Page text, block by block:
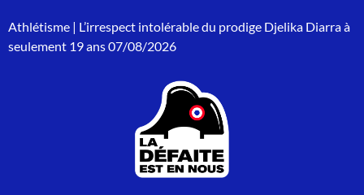
:
Athlétisme | L’irrespect intolérable du prodige Djelika Diarra à
seulement 19 ans07/08/2026